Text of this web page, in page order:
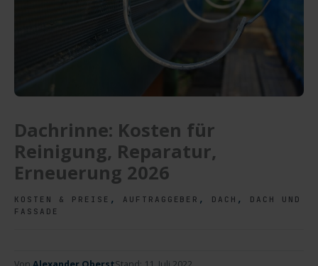
Dachrinne: Kosten für
Reinigung, Reparatur,
Erneuerung 2026
KOSTEN & PREISE , AUFTRAGGEBER , DACH ,
DACH UND
FASSADE